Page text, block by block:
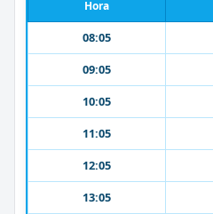
Hora
08:05
09:05
10:05
11:05
12:05
13:05